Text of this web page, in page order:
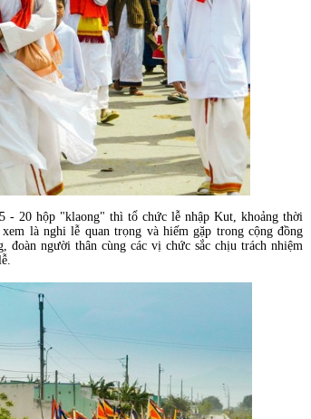
20 hộp "klaong" thì tổ chức lễ nhập Kut, khoảng thời
là nghi lễ quan trọng và hiếm gặp trong cộng đồng
người thân cùng các vị chức sắc chịu trách nhiệm